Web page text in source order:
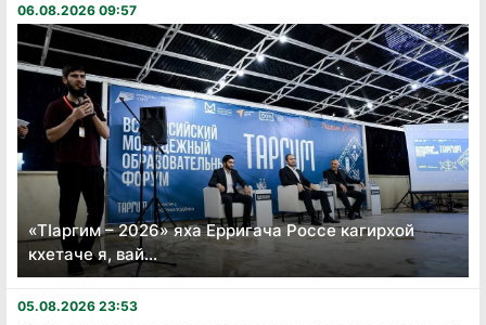
06.08.2026 09:57
«Тӏаргим – 2026» яха Ерригача Россе кагирхой
кхетаче я, вай...
05.08.2026 23:53